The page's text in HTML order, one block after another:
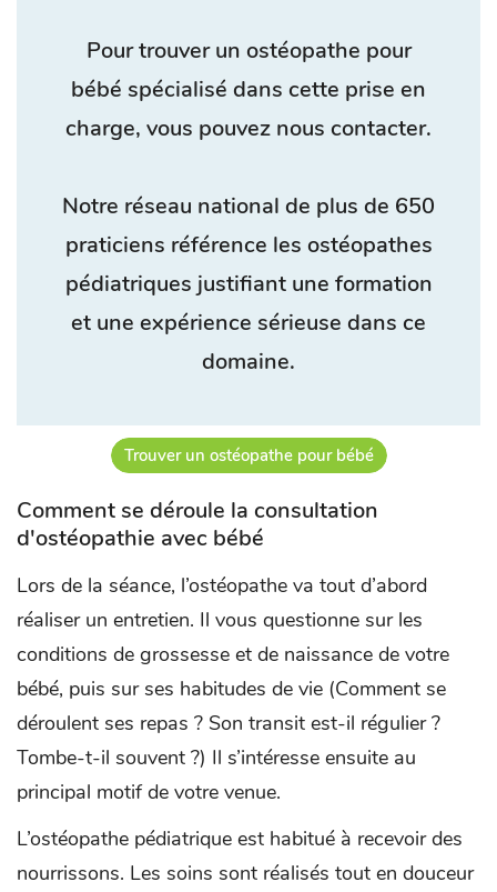
Pour trouver un ostéopathe pour
bébé spécialisé dans cette prise en
charge, vous pouvez nous contacter.
Notre réseau national de plus de 650
praticiens référence les ostéopathes
pédiatriques justifiant une formation
et une expérience sérieuse dans ce
domaine.
Trouver un ostéopathe pour bébé
Comment se déroule la consultation
d'ostéopathie avec bébé
Lors de la séance, l’ostéopathe va tout d’abord
réaliser un entretien. Il vous questionne sur les
conditions de grossesse et de naissance de votre
bébé, puis sur ses habitudes de vie (Comment se
déroulent ses repas ? Son transit est-il régulier ?
Tombe-t-il souvent ?) Il s’intéresse ensuite au
principal motif de votre venue.
L’ostéopathe pédiatrique est habitué à recevoir des
nourrissons. Les soins sont réalisés tout en douceur